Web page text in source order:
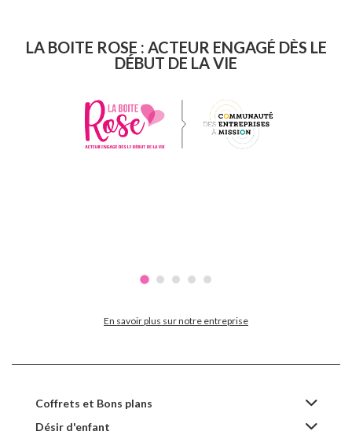
LA BOITE ROSE : ACTEUR ENGAGÉ DÈS LE
DÉBUT DE LA VIE
En savoir plus sur notre entreprise
Coffrets et Bons plans
Désir d'enfant